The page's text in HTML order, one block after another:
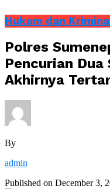
Hukum dan
Polres
Pencurian Dua
Akhirnya
By
admin
Published on December 3,